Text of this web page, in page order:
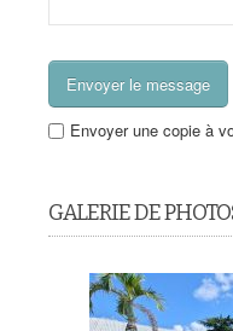
Envoyer une copie à
GALERIE DE